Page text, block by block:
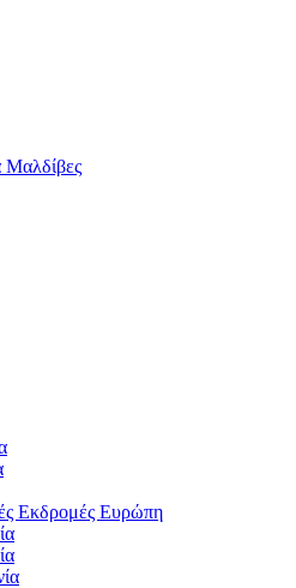
Μαλδίβες
Εκδρομές Ευρώπη